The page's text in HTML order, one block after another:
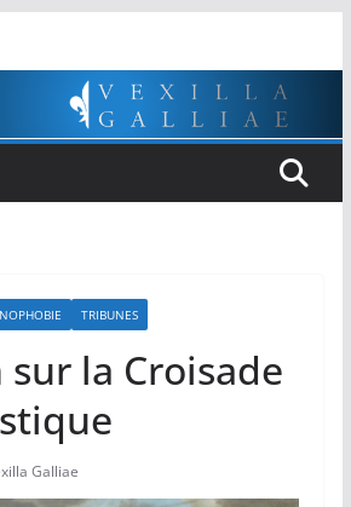
TRIBUNES
sur la Croisade
Galliae